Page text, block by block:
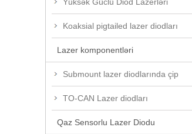
Koaksial pigtailed lazer diodları
Lazer komponentləri
Submount lazer diodlarında çip
TO-CAN Lazer diodları
Qaz Sensorlu Lazer Diodu